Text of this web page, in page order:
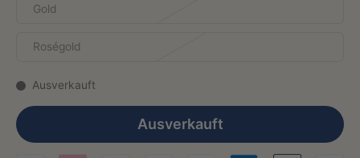
Gold
Roségold
Ausverkauft
Ausverkauft